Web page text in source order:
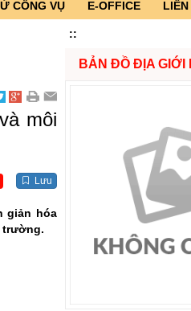
cách Hồ Chí Minh”
CÔNG VỤ E-OFFICE LIÊN
::
môi
Lưu
giản hóa
trường.
BẢN ĐỒ ĐỊA GIỚI